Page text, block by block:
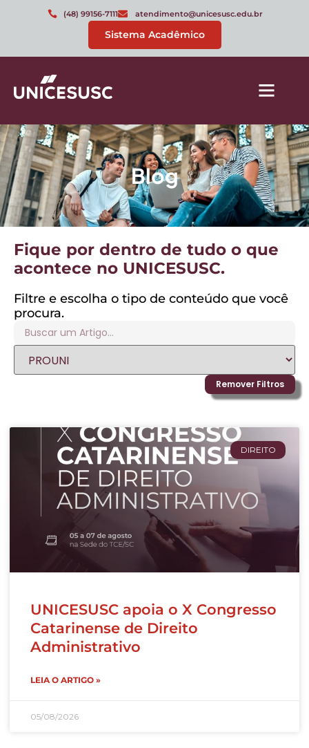
(48) 99156-7111 atendimento@unicesusc.edu.br
Sistema Acadêmico
Blog
Fique por dentro de tudo o que
acontece no UNICESUSC.
Filtre e escolha o tipo de conteúdo que você
procura.
Remover Filtros
DIREITO
UNICESUSC apoia o X Congresso
Catarinense de Direito
Administrativo
LEIA O ARTIGO »
05/08/2026